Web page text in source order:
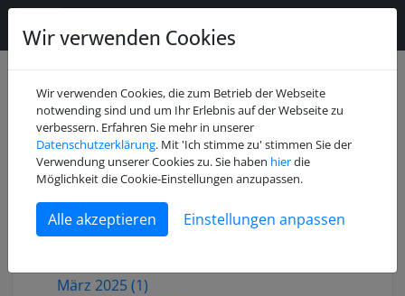
Juli 2026 (2)
Mai 2026 (1)
Dezember 2025 (3)
Oktober 2025 (1)
Juni 2025 (1)
März 2025 (1)
Wir verwenden Cookies
Wir verwenden Cookies, die zum Betrieb der Webseite
notwending sind und um Ihr Erlebnis auf der Webseite zu
verbessern. Erfahren Sie mehr in unserer
Datenschutzerklärung. Mit 'Ich stimme zu' stimmen Sie der
Verwendung unserer Cookies zu. Sie haben hierdie
Möglichkeit die Cookie-Einstellungen anzupassen.
Einstellungen anpassen